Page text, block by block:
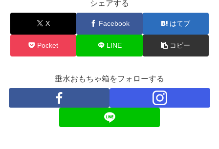
シェアする
X Facebook はてブ
Pocket LINE コピー
垂水おもちゃ箱をフォローする